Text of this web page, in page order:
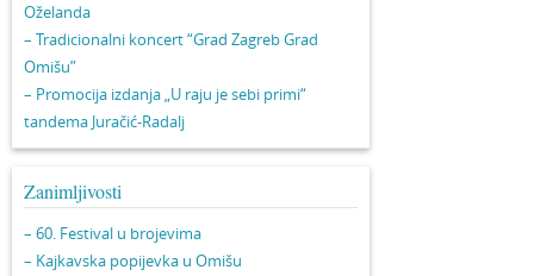
Oželanda
– Tradicionalni koncert “Grad Zagreb Grad
Omišu”
– Promocija izdanja „U raju je sebi primi“
tandema Juračić-Radalj
Zanimljivosti
– 60. Festival u brojevima
– Kajkavska popijevka u Omišu